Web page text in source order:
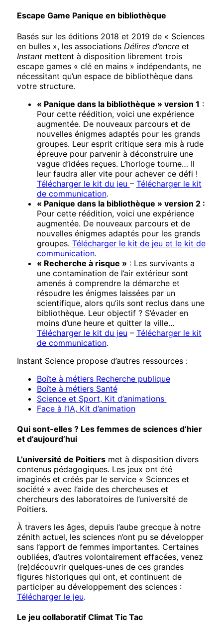
Escape Game Panique en bibliothèque
Basés sur les éditions 2018 et 2019 de « Sciences
en bulles », les associations Délires d’encreet
Instant mettent à disposition librement trois
escape games « clé en mains » indépendants, ne
nécessitant qu’un espace de bibliothèque dans
votre structure.
« Panique dans la bibliothèque » version 1 :
Pour cette réédition, voici une expérience
augmentée. De nouveaux parcours et de
nouvelles énigmes adaptés pour les grands
groupes. Leur esprit critique sera mis à rude
épreuve pour parvenir à déconstruire une
vague d’idées reçues. L’horloge tourne… Il
leur faudra aller vite pour achever ce défi !
Télécharger le kit du jeu – Télécharger le kit
de communication.
« Panique dans la bibliothèque » version 2 :
Pour cette réédition, voici une expérience
augmentée. De nouveaux parcours et de
nouvelles énigmes adaptés pour les grands
groupes. Télécharger le kit de jeu et le kit de
communication.
« Recherche à risque » : Les survivants a
une contamination de l’air extérieur sont
amenés à comprendre la démarche et
résoudre les énigmes laissées par un
scientifique, alors qu’ils sont reclus dans une
bibliothèque. Leur objectif ? S’évader en
moins d’une heure et quitter la ville…
Télécharger le kit du jeu – Télécharger le kit
de communication.
Instant Science propose d’autres ressources :
Boîte à métiers Recherche publique
Boîte à métiers Santé
Science et Sport, Kit d’animations
Face à l’IA, Kit d’animation
Qui sont-elles ? Les femmes de sciences d’hier
et d’aujourd’hui
L’université de Poitiersmet à disposition divers
contenus pédagogiques. Les jeux ont été
imaginés et créés par le service « Sciences et
société » avec l’aide des chercheuses et
chercheurs des laboratoires de l’université de
Poitiers.
À travers les âges, depuis l’aube grecque à notre
zénith actuel, les sciences n’ont pu se développer
sans l’apport de femmes importantes. Certaines
oubliées, d’autres volontairement effacées, venez
(re)découvrir quelques-unes de ces grandes
figures historiques qui ont, et continuent de
participer au développement des sciences :
Télécharger le jeu.
Le jeu collaboratif Climat Tic Tac